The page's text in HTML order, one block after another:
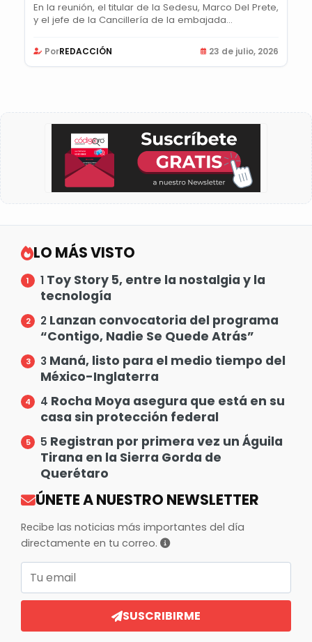
En la reunión, el titular de la Sedesu, Marco Del Prete,
y el jefe de la Cancillería de la embajada...
PorREDACCIÓN 23 de julio, 2026
LO MÁS VISTO
1 Toy Story 5, entre la nostalgia y la
tecnología
2 Lanzan convocatoria del programa
“Contigo, Nadie Se Quede Atrás”
3 Maná, listo para el medio tiempo del
México-Inglaterra
4 Rocha Moya asegura que está en su
casa sin protección federal
5 Registran por primera vez un Águila
Tirana en la Sierra Gorda de
Querétaro
ÚNETE A NUESTRO NEWSLETTER
Recibe las noticias más importantes del día
directamente en tu correo.
Correo electrónico
SUSCRIBIRME